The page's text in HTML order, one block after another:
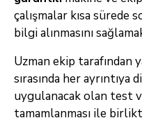
çalışmalar kısa sürede
bilgi alınmasını
Uzman ekip tarafından
sırasında her
uygulanacak olan test
tamamlanması ile